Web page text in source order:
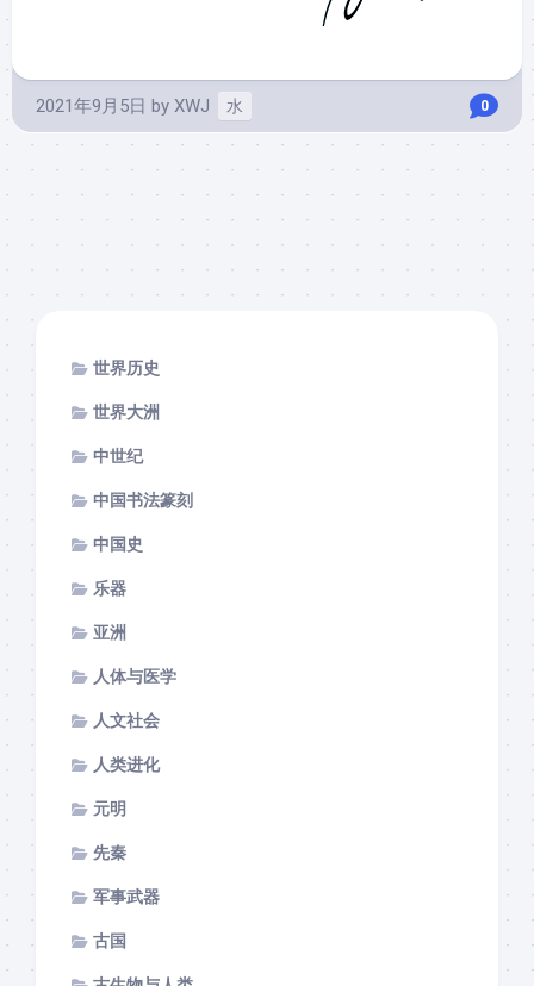
2021年9月5日 by XWJ 水 0
世界历史
世界大洲
中世纪
中国书法篆刻
中国史
乐器
亚洲
人体与医学
人文社会
人类进化
元明
先秦
军事武器
古国